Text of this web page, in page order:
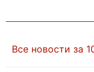
Все новости за